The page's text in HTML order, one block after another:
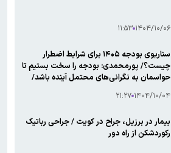
۱۴۰۴/۱۰/۰۶ ۱۱:۵۳
سناریوی بودجه ۱۴۰۵ برای شرایط اضطرار
چیست؟/ پورمحمدی: بودجه را سخت بستیم تا
حواسمان به نگرانی‌های محتمل آینده باشد/
۱۴۰۴/۱۰/۰۴ ۲۱:۲۷
بیمار در برزیل، جراح در کویت / جراحی رباتیک
رکوردشکن از راه دور